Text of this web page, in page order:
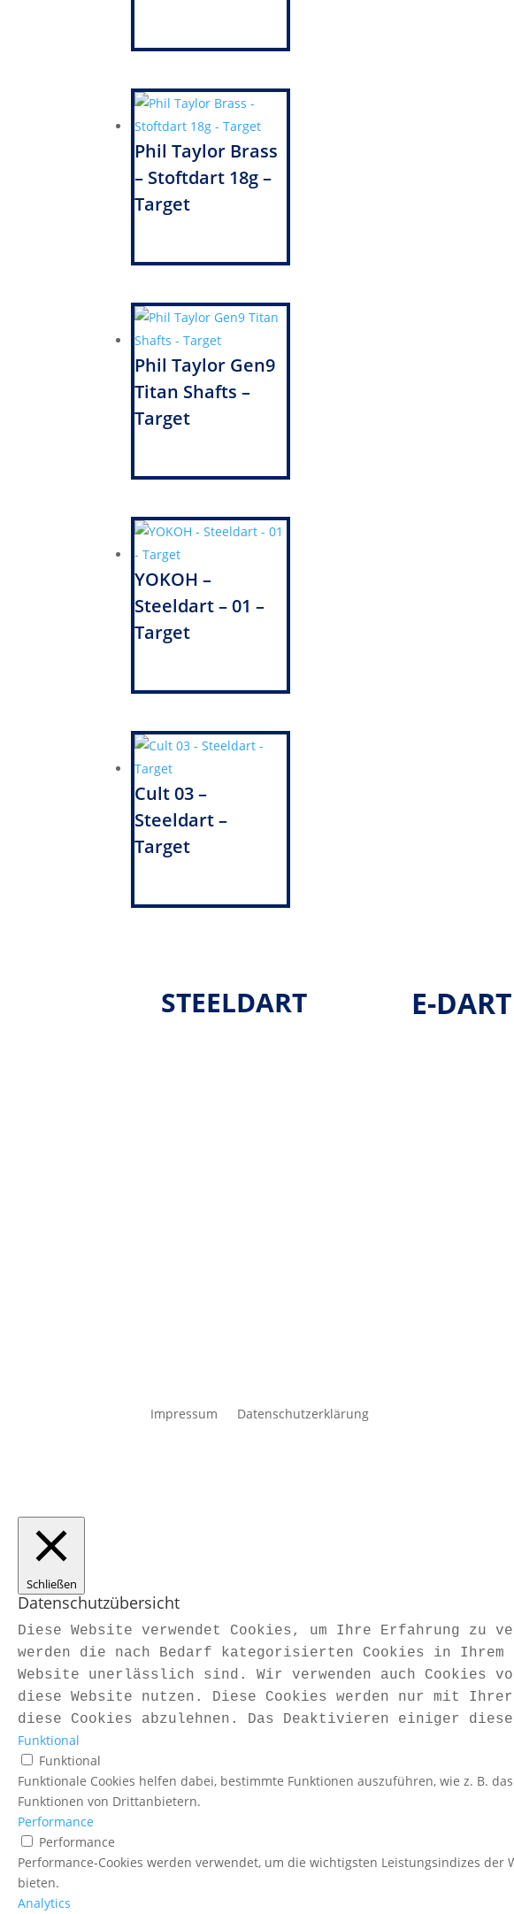
Phil Taylor Brass
– Stoftdart 18g –
Target
Phil Taylor Gen9
Titan Shafts –
Target
YOKOH –
Steeldart – 01 –
Target
Cult 03 –
Steeldart –
Target
STEELDART E-DART
Impressum Datenschutzerklärung
Schließen
Datenschutzübersicht
Diese Website verwendet Cookies, um Ihre Erfahrung zu
werden die nach Bedarf kategorisierten Cookies in
Website unerlässlich sind. Wir verwenden auch
diese Website nutzen. Diese Cookies werden nur mit
diese Cookies abzulehnen. Das Deaktivieren einiger
Funktional
Funktional
Funktionale Cookies helfen dabei, bestimmte Funktionen auszuführen, wie z. B.
Funktionen von Drittanbietern.
Performance
Performance
Performance-Cookies werden verwendet, um die wichtigsten Leistungsindizes
bieten.
Analytics